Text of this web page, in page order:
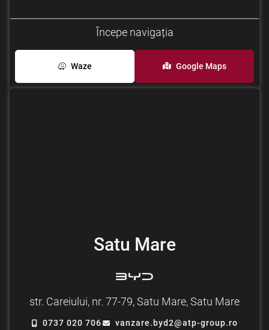
Începe navigația
Waze Google Maps
Satu Mare
str. Careiului, nr. 77-79, Satu Mare, Satu Mare
0737 020 706 vanzare.byd2@atp-group.ro